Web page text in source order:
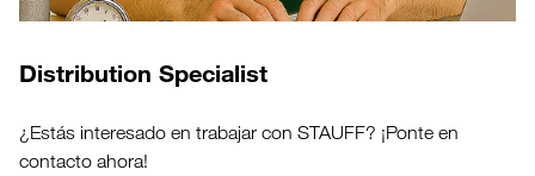
Distribution Specialist
¿Estás interesado en trabajar con STAUFF? ¡Ponte en
contacto ahora!